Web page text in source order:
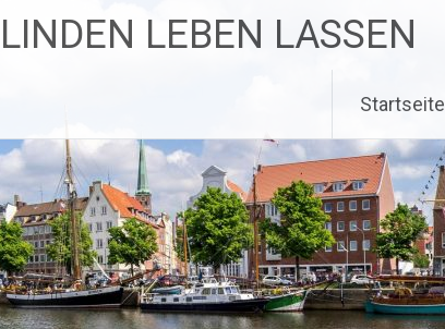
LEBEN LASSEN
Startseite